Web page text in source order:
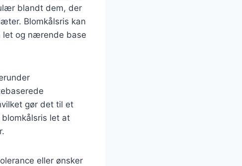
blandt dem, der
Blomkålsris kan
let og nærende base
gør det til et
let at
eller ønsker